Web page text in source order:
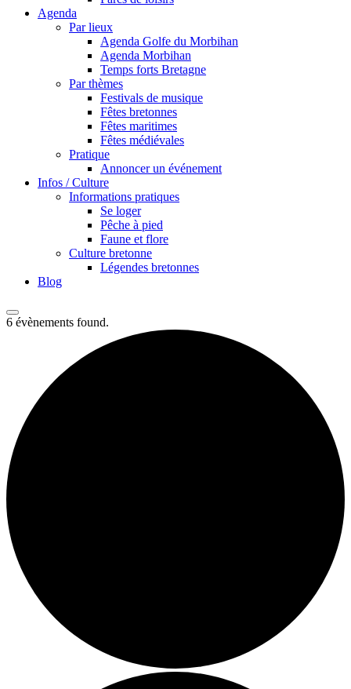
Agenda
Par lieux
Agenda Golfe du Morbihan
Agenda Morbihan
Temps forts Bretagne
Par thèmes
Festivals de musique
Fêtes bretonnes
Fêtes maritimes
Fêtes médiévales
Pratique
Annoncer un événement
Infos / Culture
Informations pratiques
Se loger
Pêche à pied
Faune et flore
Culture bretonne
Légendes bretonnes
Blog
6 évènements found.